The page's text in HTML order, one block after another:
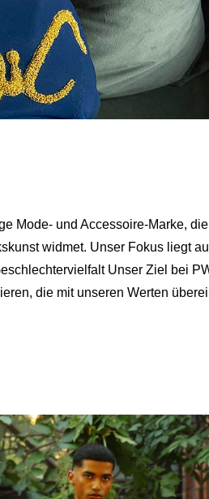
Mode- und Accessoire-Marke,
widmet. Unser Fokus liegt
Unser Ziel bei
die mit unseren Werten